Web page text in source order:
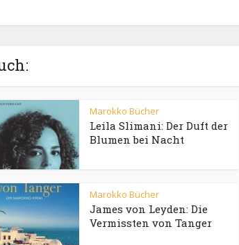
Marokko Bücher
Leila Slimani: Der Duft der
Blumen bei Nacht
Marokko Bücher
James von Leyden: Die
Vermissten von Tanger